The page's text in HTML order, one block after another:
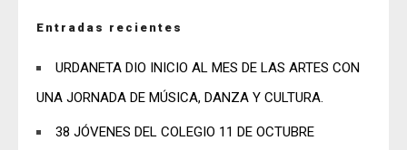
Entradas recientes
URDANETA DIO INICIO AL MES DE LAS ARTES CON
UNA JORNADA DE MÚSICA, DANZA Y CULTURA.
38 JÓVENES DEL COLEGIO 11 DE OCTUBRE